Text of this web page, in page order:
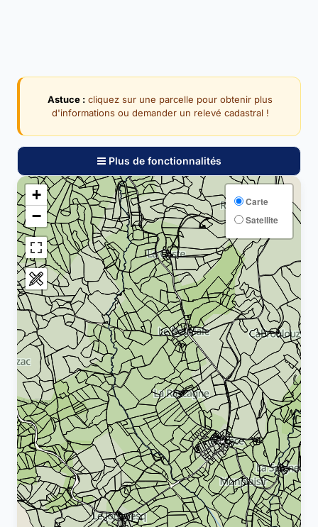
Astuce : cliquez sur une parcelle pour obtenir plus
d'informations ou demander un relevé cadastral !
Plus de fonctionnalités
+
−
Carte
Satellite